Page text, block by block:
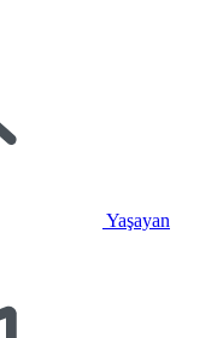
Yaşayan